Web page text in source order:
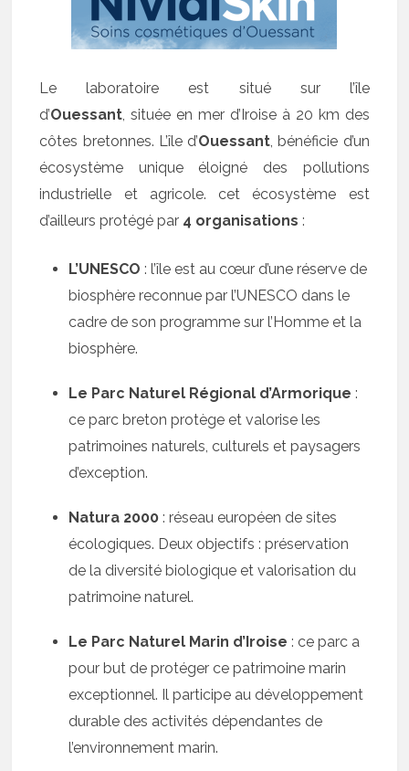
Le laboratoire est situé sur l’île
d’Ouessant, située en mer d’Iroise à 20 km des
côtes bretonnes. L’île d’Ouessant, bénéficie d’un
écosystème unique éloigné des pollutions
industrielle et agricole. cet écosystème est
d’ailleurs protégé par 4 organisations :
L’UNESCO : l’île est au cœur d’une réserve de
biosphère reconnue par l’UNESCO dans le
cadre de son programme sur l’Homme et la
biosphère.
Le Parc Naturel Régional d’Armorique :
ce parc breton protège et valorise les
patrimoines naturels, culturels et paysagers
d’exception.
Natura 2000 : réseau européen de sites
écologiques. Deux objectifs : préservation
de la diversité biologique et valorisation du
patrimoine naturel.
Le Parc Naturel Marin d’Iroise : ce parc a
pour but de protéger ce patrimoine marin
exceptionnel. Il participe au développement
durable des activités dépendantes de
l’environnement marin.